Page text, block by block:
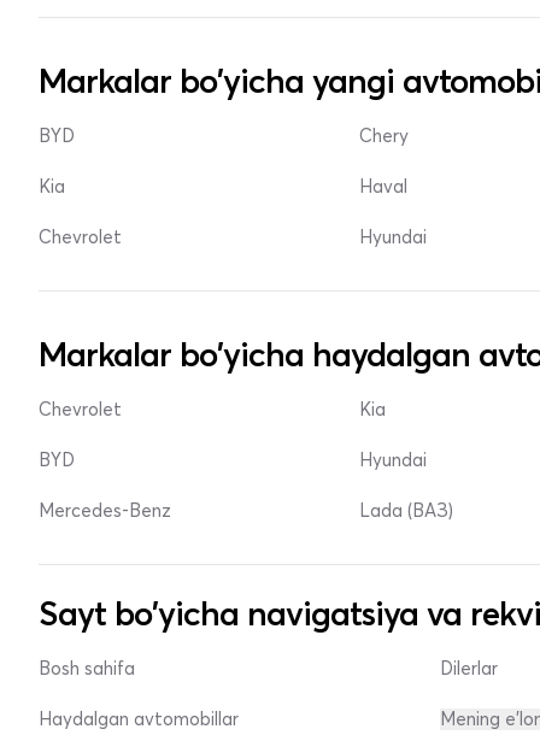
Markalar bo'yicha yangi
BYD
Kia
Chevrolet
Chery
Haval
Hyundai
Markalar bo'yicha haydalgan
Chevrolet
BYD
Mercedes-Benz
Kia
Hyundai
Lada (ВАЗ)
Sayt bo'yicha navigatsiya va
Bosh sahifa
Haydalgan avtomobillar
Dilerlar
Mening